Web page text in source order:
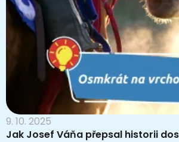
9. 10. 2025
Jak Josef Váňa přepsal historii